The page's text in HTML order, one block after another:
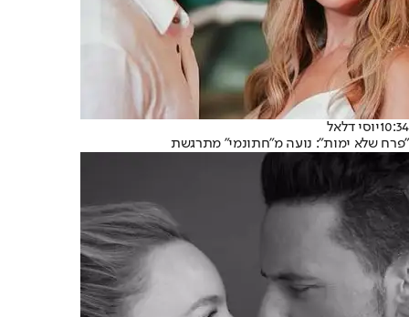
10:34יוסי דלאל
"פרח שלא ימות": נועה מ"חתונמי" מתרגשת